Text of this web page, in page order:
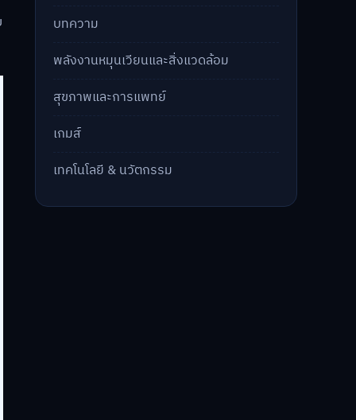
บทความ
พลังงานหมุนเวียนและสิ่งแวดล้อม
สุขภาพและการแพทย์
เกมส์
เทคโนโลยี & นวัตกรรม